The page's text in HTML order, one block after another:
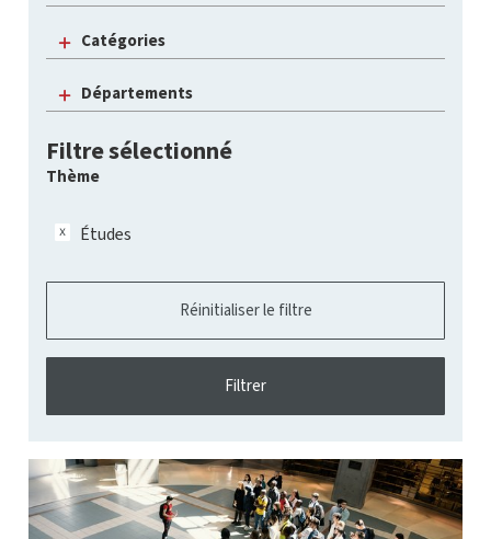
Catégories
Départements
Filtre sélectionné
Thème
Études